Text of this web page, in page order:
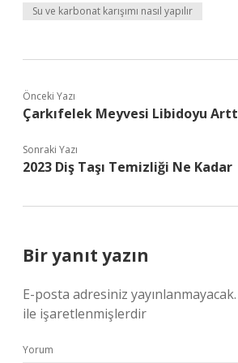
Su ve karbonat karışımı nasıl yapılır
Önceki Yazı
Çarkıfelek Meyvesi Libidoyu
Sonraki Yazı
2023 Diş Taşı Temizliği Ne Kadar
Bir yanıt yazın
E-posta adresiniz yayınlanmayacak.
ile işaretlenmişlerdir
Yorum